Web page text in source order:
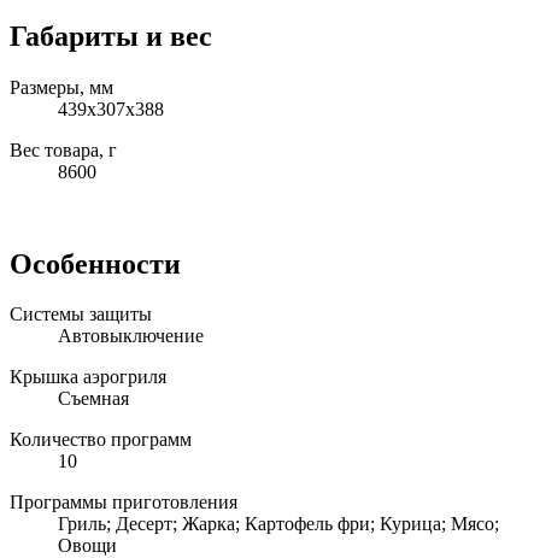
Габариты и вес
Размеры, мм
439х307х388
Вес товара, г
8600
Особенности
Системы защиты
Автовыключение
Крышка аэрогриля
Съемная
Количество программ
10
Программы приготовления
Гриль; Десерт; Жарка; Картофель фри; Курица; Мясо;
Овощи